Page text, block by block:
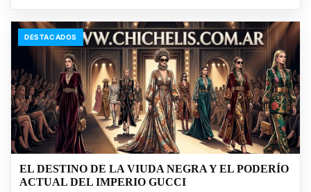
DESTACADOS
EL DESTINO DE LA VIUDA NEGRA Y EL PODERÍO
ACTUAL DEL IMPERIO GUCCI